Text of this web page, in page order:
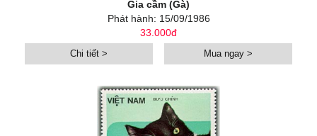
Gia cầm (Gà)
Phát hành: 15/09/1986
33.000đ
Chi tiết > Mua ngay >